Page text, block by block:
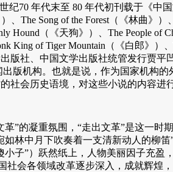
70 年代末至 80 年代初刊载于《中
The Song of the Forest（《林曲》
Hound（《天狗》）、The People of
King of Tiger Mountain（《白郎》
版社、中国文学出版社统管发行贾
版机构。也就是说，作为国家机构
社会历史语境，对这些小说的内容进
的凝重氛围，“走出文革”是这一时
林中月下吹奏着一支清新动人的柳
子”）跃然纸上，人物美丽因子充
社会各领域改革逐步深入，成就辉